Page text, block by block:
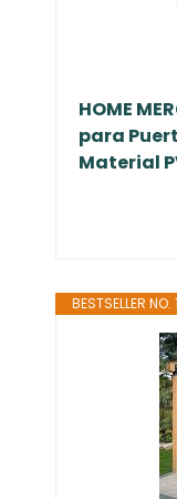
HOME
para
Material
BESTSELLER NO.